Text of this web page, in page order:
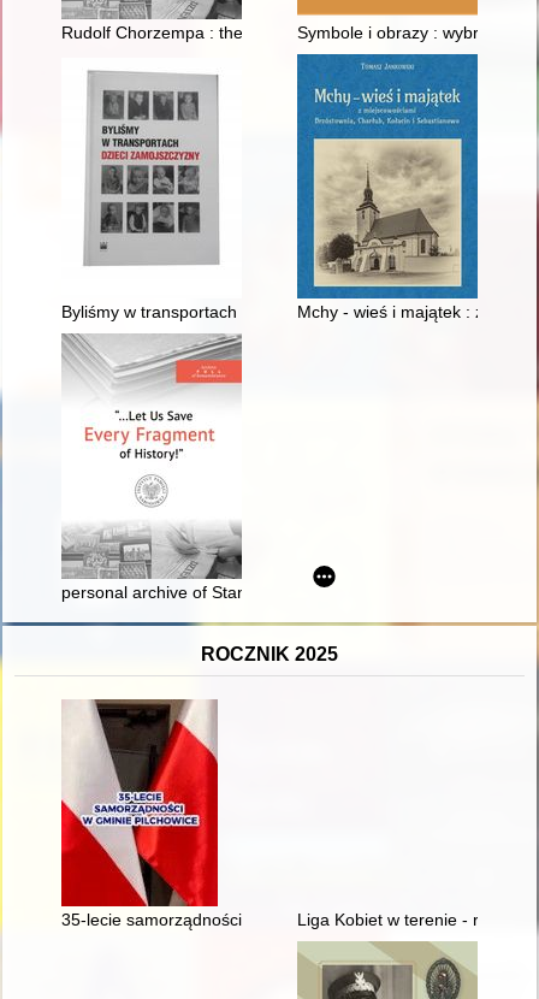
Rudolf Chorzempa : the biography of an independent man
Symbole i obrazy : wybrane
Byliśmy w transportach : Dzieci Zamojszczyzny
Mchy - wieś i majątek : z
personal archive of Stanisław Małkiewicz
ROCZNIK 2025
35-lecie samorządności w gminie Pilchowice 1990-2025
Liga Kobiet w terenie -